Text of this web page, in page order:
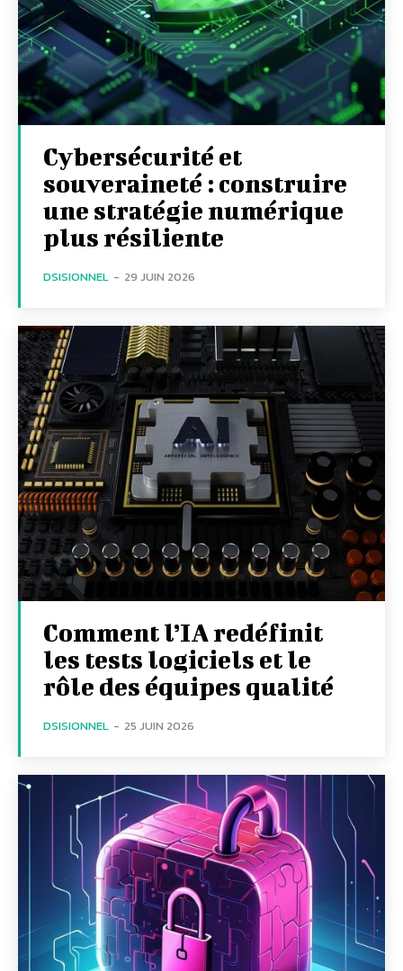
Cybersécurité et
souveraineté : construire
une stratégie numérique
plus résiliente
DSISIONNEL - 29 JUIN 2026
Comment l’IA redéfinit
les tests logiciels et le
rôle des équipes qualité
DSISIONNEL - 25 JUIN 2026